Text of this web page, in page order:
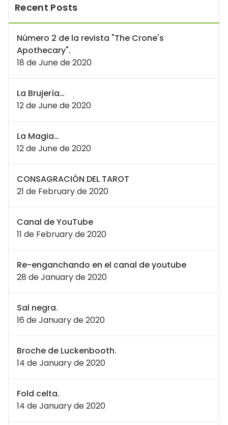
Recent Posts
Número 2 de la revista "The Crone's
Apothecary".
18 de June de 2020
La Brujería…
12 de June de 2020
La Magia…
12 de June de 2020
CONSAGRACIÓN DEL TAROT
21 de February de 2020
Canal de YouTube
11 de February de 2020
Re-enganchando en el canal de youtube
28 de January de 2020
Sal negra.
16 de January de 2020
Broche de Luckenbooth.
14 de January de 2020
Fold celta.
14 de January de 2020